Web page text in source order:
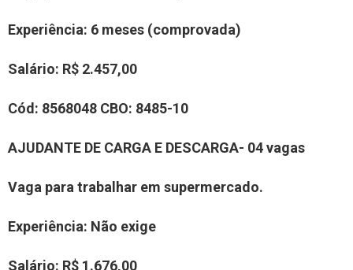
Experiência: 6 meses (comprovada)
Salário: R$ 2.457,00
Cód: 8568048 CBO: 8485-10
AJUDANTE DE CARGA E DESCARGA- 04 vagas
Vaga para trabalhar em supermercado.
Experiência: Não exige
Salário: R$ 1.676,00